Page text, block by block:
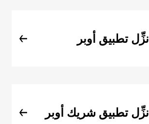
نزِّل تطبيق أوبر
نزِّل تطبيق شريك أوبر